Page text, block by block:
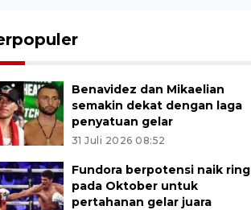
Benavidez dan Mikaelian
semakin dekat dengan laga
penyatuan gelar
31 Juli 2026 08:52
Fundora berpotensi naik ring
pada Oktober untuk
pertahanan gelar juara